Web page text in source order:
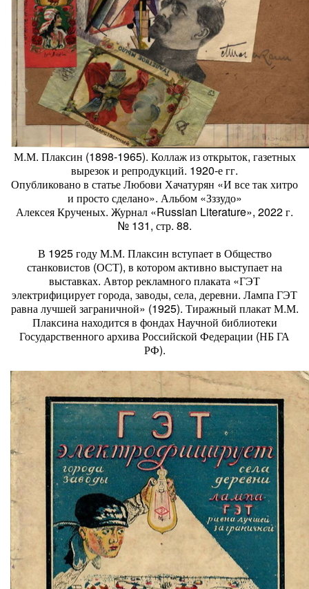
М.М. Плаксин (1898-1965). Коллаж из открыток, газетных
вырезок и репродукций. 1920-е гг.
Опубликовано в статье Любови Хачатурян «И все так хитро
и просто сделано». Альбом «Зззудо»
Алексея Крученых. Журнал «Russian Literature», 2022 г.
№ 131, стр. 88.
В 1925 году М.М. Плаксин вступает в Общество
станковистов (ОСТ), в котором активно выступает на
выставках. Автор рекламного плаката «ГЭТ
электрифицирует города, заводы, села, деревни. Лампа ГЭТ
равна лучшей заграничной» (1925). Тиражный плакат М.М.
Плаксина находится в фондах Научной библиотеки
Государственного архива Российской Федерации (НБ ГА
РФ).